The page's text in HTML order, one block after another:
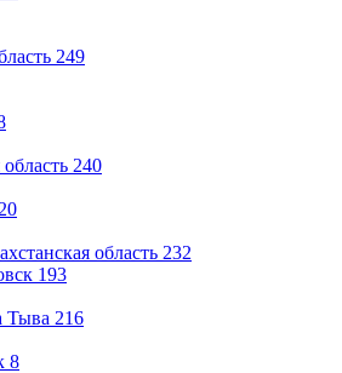
249
240
20
область 232
193
Тыва 216
8